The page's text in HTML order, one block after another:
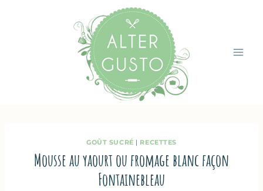
GOÛT SUCRÉ | RECETTES
Mousse au yaourt ou fromage blanc façon
Fontainebleau